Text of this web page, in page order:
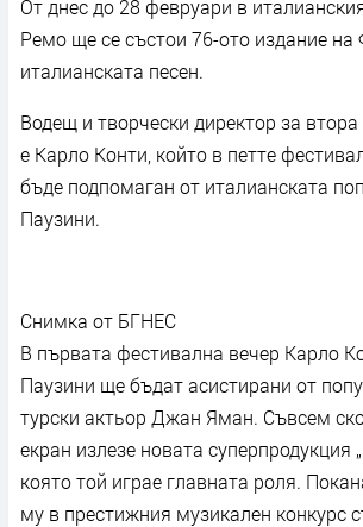
От днес до 28 февруари в
Ремо ще се състои 76-ото издание на
италианската песен.
Водещ и творчески директор за
е Карло Конти, който в петте
бъде подпомаган от италианската
Паузини.
Снимка от БГНЕС
В първата фестивална вечер Карло
Паузини ще бъдат асистирани от
турски актьор Джан Яман. Съвсем
екран излезе новата суперпродукция
която той играе главната роля.
му в престижния музикален конкурс